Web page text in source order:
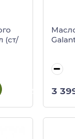
(ст/
3